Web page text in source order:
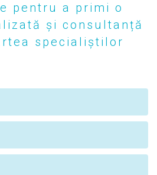
pentru a primi o
și consultanță
specialiștilor